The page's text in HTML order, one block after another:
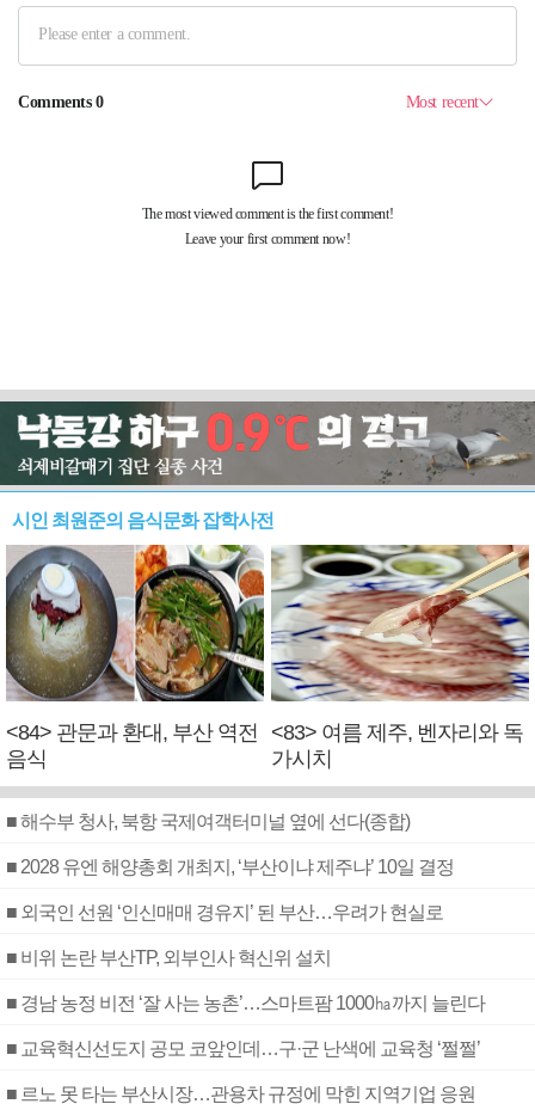
시인 최원준의 음식문화 잡학사전
<84> 관문과 환대, 부산 역전
음식
<83> 여름 제주, 벤자리와 독
가시치
■ 해수부 청사, 북항 국제여객터미널 옆에 선다(종합)
■ 2028 유엔 해양총회 개최지, ‘부산이냐 제주냐’ 10일 결정
■ 외국인 선원 ‘인신매매 경유지’ 된 부산…우려가 현실로
■ 비위 논란 부산TP, 외부인사 혁신위 설치
■ 경남 농정 비전 ‘잘 사는 농촌’…스마트팜 1000㏊까지 늘린다
■ 교육혁신선도지 공모 코앞인데…구·군 난색에 교육청 ‘쩔쩔’
■ 르노 못 타는 부산시장…관용차 규정에 막힌 지역기업 응원